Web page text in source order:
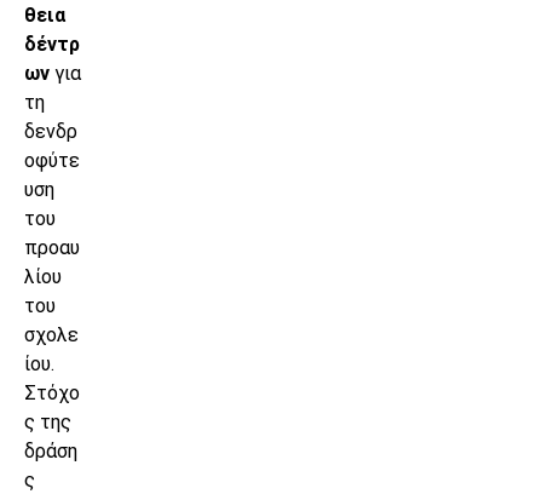
θεια
δέντρ
ων για
τη
δενδρ
οφύτε
υση
του
προαυ
λίου
του
σχολε
ίου.
Στόχο
ς της
δράση
ς